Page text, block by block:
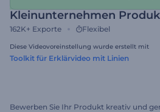
Kleinunternehmen
162K+ Exporte Flexibel
Diese Videovoreinstellung wurde erstellt mit
Toolkit für Erklärvideo mit Linien
Bewerben Sie Ihr Produkt kreativ und